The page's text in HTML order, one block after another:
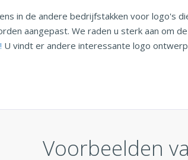
in de andere bedrijfstakken voor logo's
aangepast. We raden u sterk aan om de
U vindt er andere interessante logo
Voorbeelden